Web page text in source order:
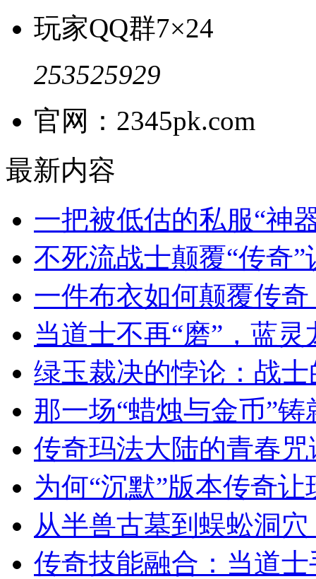
玩家QQ群7×24
253525929
官网：2345pk.com
最新内容
一把被低估的私服“神
不死流战士颠覆“传奇
一件布衣如何颠覆传
当道士不再“磨”，蓝
绿玉裁决的悖论：战
那一场“蜡烛与金币”
传奇玛法大陆的青春
为何“沉默”版本传奇
从半兽古墓到蜈蚣洞
传奇技能融合：当道